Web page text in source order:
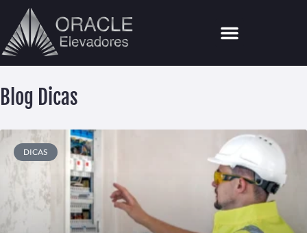
Blog Dicas
DICAS